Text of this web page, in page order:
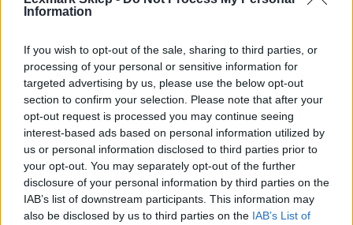
Information
If you wish to opt-out of the sale, sharing to third parties, or
processing of your personal or sensitive information for
targeted advertising by us, please use the below opt-out
section to confirm your selection. Please note that after your
opt-out request is processed you may continue seeing
interest-based ads based on personal information utilized by
us or personal information disclosed to third parties prior to
your opt-out. You may separately opt-out of the further
disclosure of your personal information by third parties on the
IAB’s list of downstream participants. This information may
also be disclosed by us to third parties on the IAB’s List of
Informacje handlowe
Kod producenta
C950X2YG
Dane producenta